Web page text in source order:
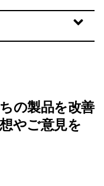
の製品を改善
やご意見を